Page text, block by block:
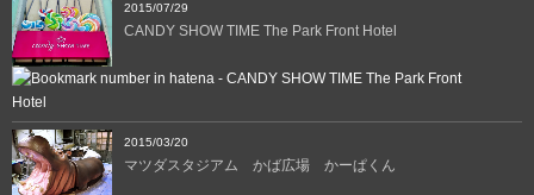
2015/07/29
CANDY SHOW TIME The Park Front Hotel
2015/03/20
マツダスタジアム かば広場 かーぱくん